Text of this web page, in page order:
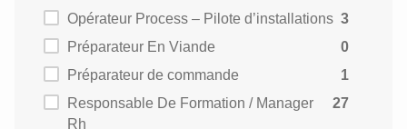
Opérateur Process – Pilote d’installations 3
Préparateur En Viande
0
Préparateur de commande
1
Responsable De Formation / Manager
Rh
27